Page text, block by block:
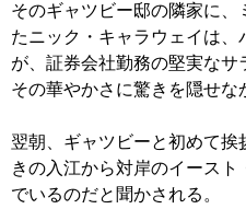
そのギャツビー邸の隣家に、
たニック・キャラウェイは
が、証券会社勤務の堅実なサ
その華やかさに驚きを隠せな
翌朝、ギャツビーと初めて
きの入江から対岸のイースト
でいるのだと聞かされる。